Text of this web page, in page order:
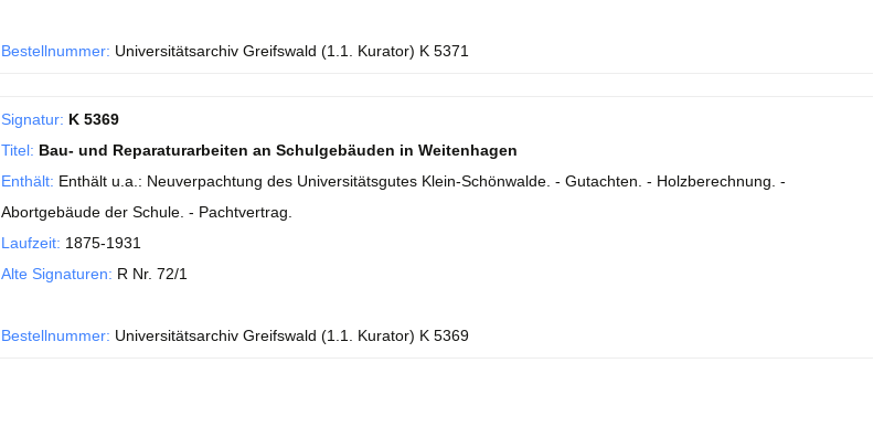
Bestellnummer: Universitätsarchiv Greifswald (1.1. Kurator) K 5371
Signatur: K 5369
Titel: Bau- und Reparaturarbeiten an Schulgebäuden in Weitenhagen
Enthält: Enthält u.a.: Neuverpachtung des Universitätsgutes Klein-Schönwalde. - Gutachten. - Holzberechnung. -
Abortgebäude der Schule. - Pachtvertrag.
Laufzeit: 1875-1931
Alte Signaturen: R Nr. 72/1
Bestellnummer: Universitätsarchiv Greifswald (1.1. Kurator) K 5369